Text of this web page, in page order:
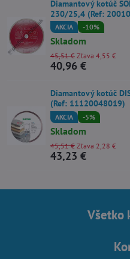
Diamantový kotúč
230/25,4 (Ref:
AKCIA -10%
Skladom
40,96 €
45,51 € Zľava 4,55 €
Diamantový kotúč
(Ref: 11120048019)
AKCIA -5%
Skladom
43,23 €
45,51 € Zľava 2,28 €
Všetko